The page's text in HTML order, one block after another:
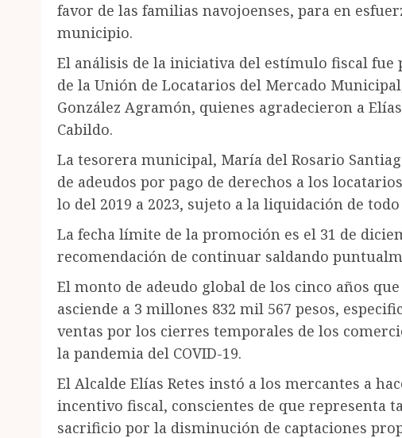
favor de las familias navojoenses, para en
municipio.
El análisis de la iniciativa del estímulo fiscal fue
de la Unión de Locatarios del Mercado
González Agramón, quienes agradecieron a
Cabildo.
La tesorera municipal, María del Rosario
de adeudos por pago de derechos a los
lo del 2019 a 2023, sujeto a la liquidación de todo
La fecha límite de la promoción es el 31 de
recomendación de continuar saldando
El monto de adeudo global de los cinco años
asciende a 3 millones 832 mil 567 pesos,
ventas por los cierres temporales de los
la pandemia del COVID-19.
El Alcalde Elías Retes instó a los mercantes a
incentivo fiscal, conscientes de que representa
sacrificio por la disminución de captaciones